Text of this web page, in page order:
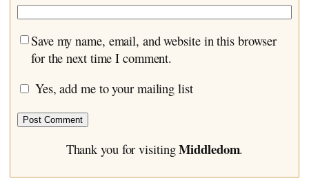
Save my name, email, and website in this browser
for the next time I comment.
Yes, add me to your mailing list
Thank you for visitingMiddledom.